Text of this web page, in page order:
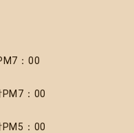
：00
：00
：00